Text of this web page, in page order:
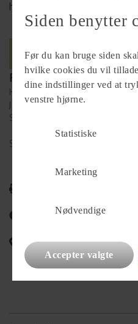
hjemmeside
Forhandler
Hjørring Camping og Fritid
Johs. E. Rasmussens Vej 2
9800 Hjørring
Se alle
Del på Facebook
Campingvognens placering
Siden benytter
Før du kan bruge siden
hvilke cookies du vil
dine indstillinger ved at
venstre hjørne.
Statistiske
Marketing
Nødvendige
Accepter valgte